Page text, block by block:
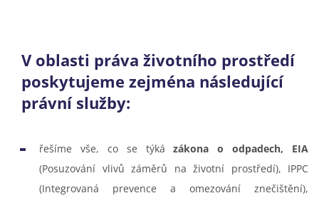
V oblasti práva životního prostředí
poskytujeme zejména následující
právní služby:
řešíme vše, co se týkázákona o odpadech, EIA
(Posuzování vlivů záměrů na životní prostředí), IPPC
(Integrovaná prevence a omezování znečištění),